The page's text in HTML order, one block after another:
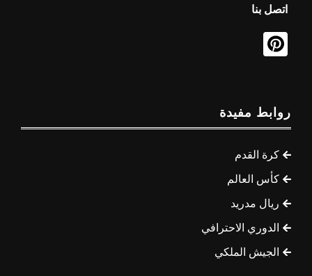
اتصل بنا
روابط مفيدة
كرة القدم
كأس العالم
ريال مدريد
الدوري الاحترافي
الجيش الملكي